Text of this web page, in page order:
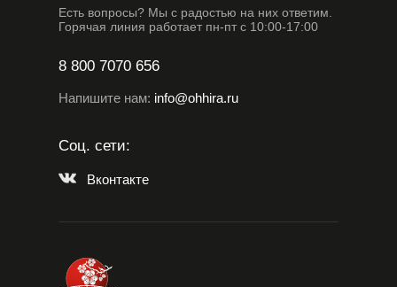
Соц. сети:
Вконтакте
8 800 7070 656
Напишите нам: info@ohhira.ru
Есть вопросы? Мы с радостью на них ответим.
Горячая линия работает пн-пт с 10:00-17:00